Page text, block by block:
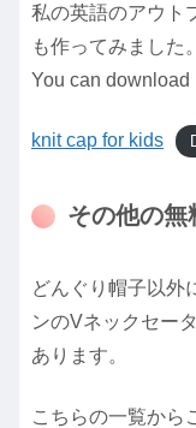
私の英語のアウト
も作ってみました。
You can download
knit cap for kids
その他の無
どんぐり帽子以外
ンのVネックセー
あります。
こちらの一覧から